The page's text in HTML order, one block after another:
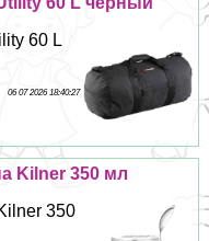
60 L
06 07 2026 18:40:27
Kilner 350 мл
350